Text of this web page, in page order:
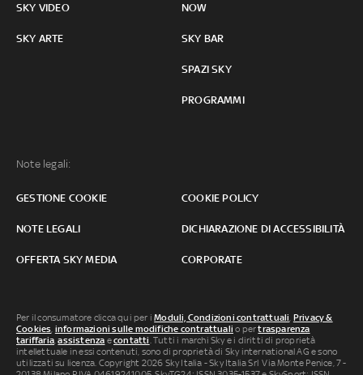
SKY VIDEO
SKY ARTE
NOW
SKY BAR
SPAZI SKY
PROGRAMMI
Note legali:
GESTIONE COOKIE COOKIE POLICY
NOTE LEGALI DICHIARAZIONE DI ACCESSIBILITÀ
OFFERTA SKY MEDIA CORPORATE
Per il consumatore clicca qui per iModuli, Condizioni contrattuali, Privacy &
Cookies, informazioni sulle modifiche contrattuali o pertrasparenza
tariffaria,assistenza econtatti. Tutti i marchi Sky e i diritti di proprietà
intellettuale in essi contenuti, sono di proprietà di Sky international AG e sono
utilizzati su licenza. Copyright 2026 Sky Italia - Sky Italia Srl Via Monte Penice, 7 -